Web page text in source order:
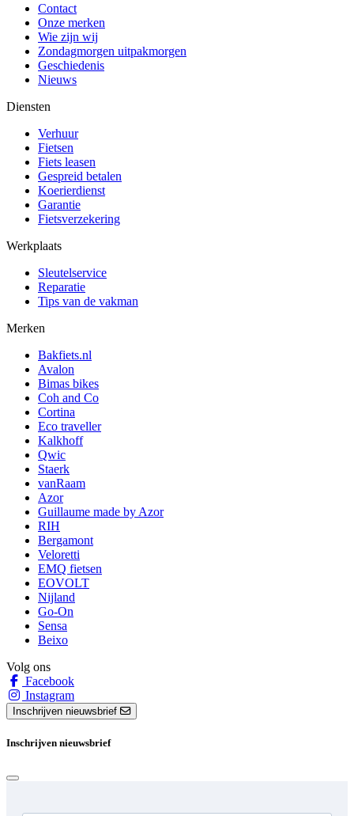
Contact
Onze merken
Wie zijn wij
Zondagmorgen uitpakmorgen
Geschiedenis
Nieuws
Diensten
Verhuur
Fietsen
Fiets leasen
Gespreid betalen
Koerierdienst
Garantie
Fietsverzekering
Werkplaats
Sleutelservice
Reparatie
Tips van de vakman
Merken
Bakfiets.nl
Avalon
Bimas bikes
Coh and Co
Cortina
Eco traveller
Kalkhoff
Qwic
Staerk
vanRaam
Azor
Guillaume made by Azor
RIH
Bergamont
Veloretti
EMQ fietsen
EOVOLT
Nijland
Go-On
Sensa
Beixo
Volg ons
Facebook
Instagram
Inschrijven nieuwsbrief
Inschrijven nieuwsbrief